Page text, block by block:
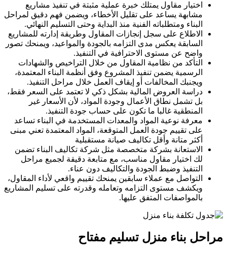
اختيار مقاول يمتلك خبرة عملية مثبتة في تنفيذ مشاريع
مشابهة يساعد على تقليل الأخطاء، ويضمن فهم دقيق لمراحل
البناء ومتطلباته الفنية منذ البداية وحتى التسليم النهائي.
الاطلاع على سجل إنجازات المقاول وطريقة إدارته للمشاريع
السابقة يعكس مدى التزامه بالجودة والمواعيد، ويمنحك تصور
واضح عن مستوى الاحترافية في التنفيذ.
التأكد من نظامية المقاول من خلال التراخيص والشهادات
الرسمية يضمن تنفيذ المشروع وفق أنظمة البناء المعتمدة،
ويجنبك المخالفات أو إيقاف العمل خلال مراحل التنفيذ.
دراسة العروض المالية بشكل ذكي لا تعتمد على السعر فقط،
بل تشمل نطاق الأعمال وجودة المواد، لأن الأسعار غير
المنطقية غالبا ما تكون على حساب جودة التنفيذ.
معرفة نوعية المواد والمعدات المستخدمة في البناء تساعد
على تقييم جودة العمل المتوقعة، المواد المعتمدة تعني مبنى
أكثر متانة وأقل تكاليف صيانة مستقبلية
الاستعانة بشركة متخصصة مثل شركة تكاليف البناء تضمن
لك اختيار مقاول مناسب، مع متابعة دقيقة لجميع مراحل
التنفيذ وضبط الجودة والتكاليف دون عناء.
التواصل مع عملاء سابقين يمنحك تقييم واقعي لأداء المقاول،
ويكشف مستوى التزامه وتعامله وقدرته على تسليم المشاريع
بالمواصفات المتفق عليها.
مراحل بناء منزل تسليم مفتاح